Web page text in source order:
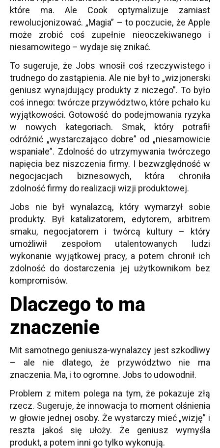
które ma. Ale Cook optymalizuje zamiast
rewolucjonizować. „Magia” – to poczucie, że Apple
może zrobić coś zupełnie nieoczekiwanego i
niesamowitego – wydaje się znikać.
To sugeruje, że Jobs wnosił coś rzeczywistego i
trudnego do zastąpienia. Ale nie był to „wizjonerski
geniusz wynajdujący produkty z niczego”. To było
coś innego: twórcze przywództwo, które pchało ku
wyjątkowości. Gotowość do podejmowania ryzyka
w nowych kategoriach. Smak, który potrafił
odróżnić „wystarczająco dobre” od „niesamowicie
wspaniałe”. Zdolność do utrzymywania twórczego
napięcia bez niszczenia firmy. I bezwzględność w
negocjacjach biznesowych, która chroniła
zdolność firmy do realizacji wizji produktowej.
Jobs nie był wynalazcą, który wymarzył sobie
produkty. Był katalizatorem, edytorem, arbitrem
smaku, negocjatorem i twórcą kultury – który
umożliwił zespołom utalentowanych ludzi
wykonanie wyjątkowej pracy, a potem chronił ich
zdolność do dostarczenia jej użytkownikom bez
kompromisów.
Dlaczego to ma
znaczenie
Mit samotnego geniusza-wynalazcy jest szkodliwy
– ale nie dlatego, że przywództwo nie ma
znaczenia. Ma, i to ogromne. Jobs to udowodnił.
Problem z mitem polega na tym, że pokazuje złą
rzecz. Sugeruje, że innowacja to moment olśnienia
w głowie jednej osoby. Że wystarczy mieć „wizję” i
reszta jakoś się ułoży. Że geniusz wymyśla
produkt, a potem inni go tylko wykonują.